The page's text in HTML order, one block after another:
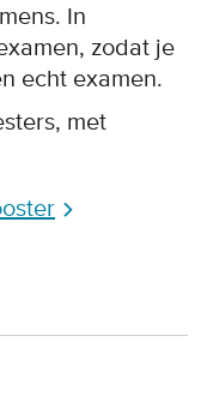
In
zodat je
echt examen.
met